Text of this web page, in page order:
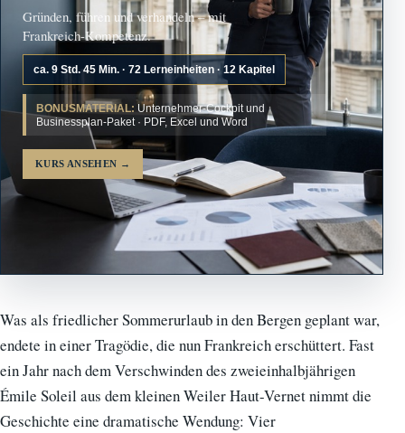
Gründen, führen und verhandeln – mit
Frankreich-Kompetenz.
ca. 9 Std. 45 Min. · 72 Lerneinheiten · 12 Kapitel
BONUSMATERIAL: Unternehmer-Cockpit und
Businessplan-Paket · PDF, Excel und Word
KURS ANSEHEN →
Was als friedlicher Sommerurlaub in den Bergen geplant war,
endete in einer Tragödie, die nun Frankreich erschüttert. Fast
ein Jahr nach dem Verschwinden des zweieinhalbjährigen
Émile Soleil aus dem kleinen Weiler Haut-Vernet nimmt die
Geschichte eine dramatische Wendung: Vier